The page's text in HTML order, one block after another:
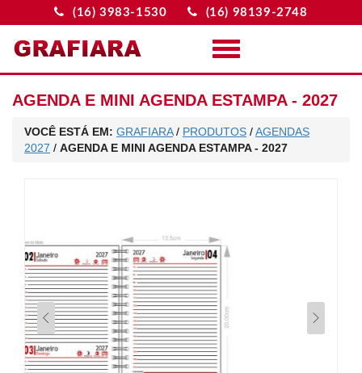
(16) 3983-1530 (16) 98139-2748
Menu
AGENDA E MINI AGENDA ESTAMPA - 2027
VOCÊ ESTÁ EM: GRAFIARA/ PRODUTOS /AGENDAS
2027 / AGENDA E MINI AGENDA ESTAMPA - 2027